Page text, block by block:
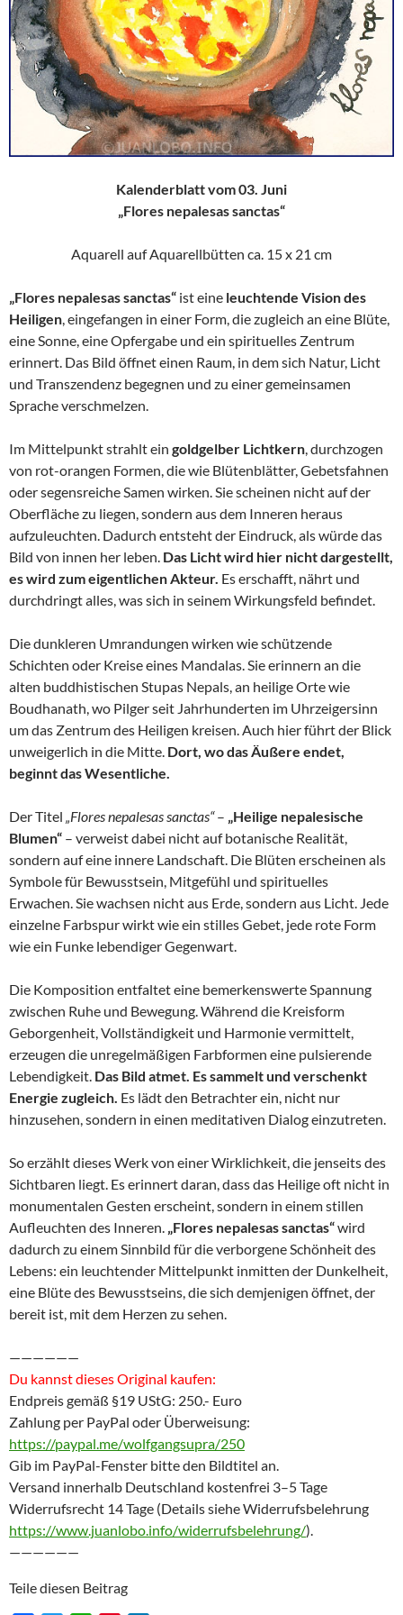
Kalenderblatt vom 03. Juni
„Flores nepalesas sanctas“
Aquarell auf Aquarellbütten ca. 15 x 21 cm
„Flores nepalesas sanctas“ ist eine leuchtende Vision des
Heiligen , eingefangen in einer Form, die zugleich an eine Blüte,
eine Sonne, eine Opfergabe und ein spirituelles Zentrum
erinnert. Das Bild öffnet einen Raum, in dem sich Natur, Licht
und Transzendenz begegnen und zu einer gemeinsamen
Sprache verschmelzen.
Im Mittelpunkt strahlt ein goldgelber Lichtkern , durchzogen
von rot-orangen Formen, die wie Blütenblätter, Gebetsfahnen
oder segensreiche Samen wirken. Sie scheinen nicht auf der
Oberfläche zu liegen, sondern aus dem Inneren heraus
aufzuleuchten. Dadurch entsteht der Eindruck, als würde das
Bild von innen her leben. Das Licht wird hier nicht dargestellt,
es wird zum eigentlichen Akteur. Es erschafft, nährt und
durchdringt alles, was sich in seinem Wirkungsfeld befindet.
Die dunkleren Umrandungen wirken wie schützende
Schichten oder Kreise eines Mandalas. Sie erinnern an die
alten buddhistischen Stupas Nepals, an heilige Orte wie
Boudhanath, wo Pilger seit Jahrhunderten im Uhrzeigersinn
um das Zentrum des Heiligen kreisen. Auch hier führt der Blick
unweigerlich in die Mitte. Dort, wo das Äußere endet,
beginnt das Wesentliche.
Der Titel „Flores nepalesas sanctas“– „Heilige nepalesische
Blumen“ – verweist dabei nicht auf botanische Realität,
sondern auf eine innere Landschaft. Die Blüten erscheinen als
Symbole für Bewusstsein, Mitgefühl und spirituelles
Erwachen. Sie wachsen nicht aus Erde, sondern aus Licht. Jede
einzelne Farbspur wirkt wie ein stilles Gebet, jede rote Form
wie ein Funke lebendiger Gegenwart.
Die Komposition entfaltet eine bemerkenswerte Spannung
zwischen Ruhe und Bewegung. Während die Kreisform
Geborgenheit, Vollständigkeit und Harmonie vermittelt,
erzeugen die unregelmäßigen Farbformen eine pulsierende
Lebendigkeit. Das Bild atmet. Es sammelt und verschenkt
Energie zugleich. Es lädt den Betrachter ein, nicht nur
hinzusehen, sondern in einen meditativen Dialog einzutreten.
So erzählt dieses Werk von einer Wirklichkeit, die jenseits des
Sichtbaren liegt. Es erinnert daran, dass das Heilige oft nicht in
monumentalen Gesten erscheint, sondern in einem stillen
Aufleuchten des Inneren. „Flores nepalesas sanctas“wird
dadurch zu einem Sinnbild für die verborgene Schönheit des
Lebens: ein leuchtender Mittelpunkt inmitten der Dunkelheit,
eine Blüte des Bewusstseins, die sich demjenigen öffnet, der
bereit ist, mit dem Herzen zu sehen.
——————
Du kannst dieses Original kaufen:
Endpreis gemäß §19 UStG: 250.- Euro
Zahlung per PayPal oder Überweisung:
https://paypal.me/wolfgangsupra/250
Gib im PayPal-Fenster bitte den Bildtitel an.
Versand innerhalb Deutschland kostenfrei 3–5 Tage
Widerrufsrecht 14 Tage (Details siehe Widerrufsbelehrung
https://www.juanlobo.info/widerrufsbelehrung/).
——————
Teile diesen Beitrag